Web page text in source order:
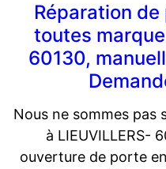
Réparation
toutes
60130,
Nous ne sommes pas
à LIEUVILLERS-
ouverture de porte